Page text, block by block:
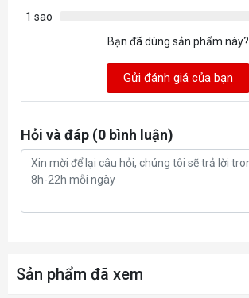
1 sao
Bạn đã dùng sản phẩm này?
Gửi đánh giá của bạn
Hỏi và đáp (0 bình luận)
Sản phẩm đã xem